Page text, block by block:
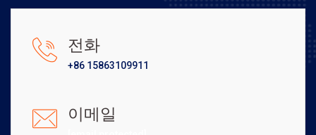
전화
+86 15863109911
이메일